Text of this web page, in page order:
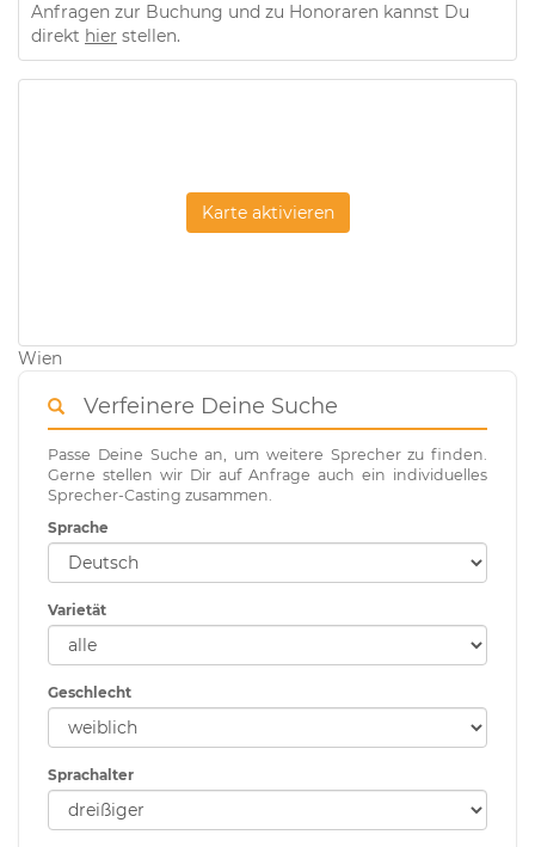
Anfragen zur Buchung und zu Honoraren kannst Du
direkt hier stellen.
Karte aktivieren
Wien
Verfeinere Deine Suche
Passe Deine Suche an, um weitere Sprecher zu finden.
Gerne stellen wir Dir auf Anfrage auch ein individuelles
Sprecher-Casting zusammen.
Sprache
Varietät
Geschlecht
Sprachalter